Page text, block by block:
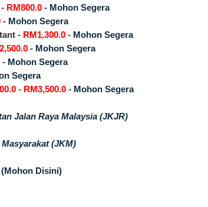
RM800.0 - Mohon Segera
- Mohon Segera
- RM1,300.0 - Mohon Segera
- Mohon Segera
- Mohon Segera
Segera
- RM3,500.0 - Mohon Segera
Jalan Raya Malaysia (JKJR)
(JKM)
(Mohon Disini)